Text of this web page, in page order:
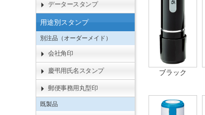
ブラック
データースタンプ
用途別スタンプ
別注品（オーダーメイド）
会社角印
慶弔用氏名スタンプ
郵便事務用丸型印
既製品